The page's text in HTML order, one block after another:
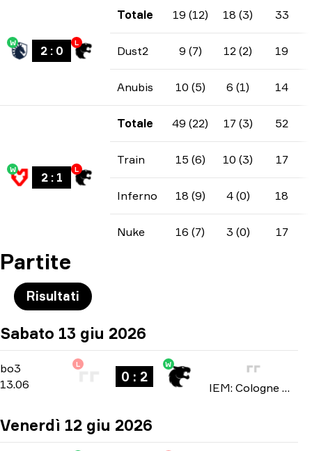
W
2: 0
L
Totale 19 (12) 18 (3) 33
Dust2 9 (7) 12 (2) 19
Anubis 10 (5) 6 (1) 14
W
2: 1
L
Totale 49 (22) 17 (3) 52
Train 15 (6) 10 (3) 17
Inferno 18 (9) 4 (0) 18
Nuke 16 (7) 3 (0) 17
Partite
Risultati
Sabato 13 giu 2026
bo3
bo3
13.06
L
0 : 2
W
IEM: Cologne Major 2026
Venerdì 12 giu 2026